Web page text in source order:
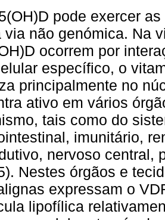
pode exercer
via não genómica. Na
ocorrem por
específico, o
principalmente no
ativo em vários
tais como do
imunitário,
nervoso central,
Nestes órgãos e
expressam o
lipofílica